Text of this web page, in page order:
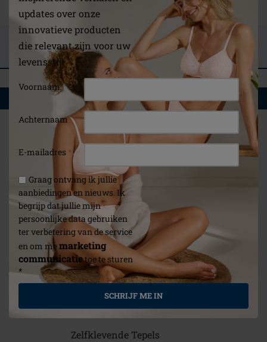
updates over onze
innovatieve producten
die relevant zijn voor uw
levensstijl
Voornaam
Achternaam
E-mailadres *
Graag ontvang ik jullie
aanbiedingen en nieuws. Ik
begrijp dat jullie mijn
persoonlijke data gebruiken
ter verbetering van de service
en om memarketing
communicatietoe te sturen
*
SCHRIJF ME IN
STEL EEN VRAAG
BEOORDELINGEN
WAT U OOK ZOU KUNNEN INTERESSEREN
Zelfklevende Tepels